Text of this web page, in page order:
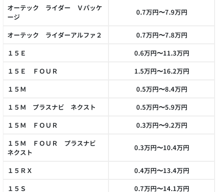
オーテック ライダー Ｖパッケ
ージ
0.7万円〜7.9万円
オーテック ライダーアルファ２
0.7万円〜7.8万円
１５Ｅ
0.6万円〜11.3万円
１５Ｅ ＦＯＵＲ
1.5万円〜16.2万円
１５Ｍ
0.5万円〜8.4万円
１５Ｍ プラスナビ ネクスト
0.5万円〜5.9万円
１５Ｍ ＦＯＵＲ
0.3万円〜9.2万円
１５Ｍ ＦＯＵＲ プラスナビ
ネクスト
0.3万円〜10.4万円
１５ＲＸ
0.4万円〜13.4万円
１５Ｓ
0.7万円〜14.1万円